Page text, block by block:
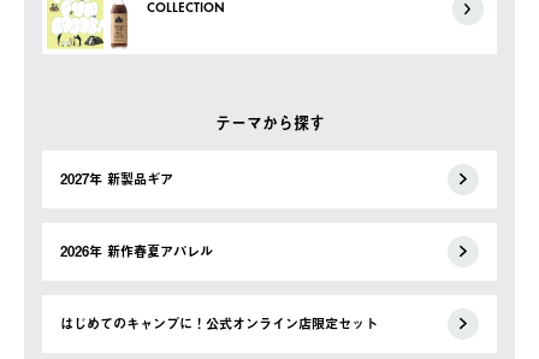
COLLECTION
テーマから探す
2027年 新製品ギア
2026年 新作春夏アパレル
はじめてのキャンプに！公式オンライン店限定セット